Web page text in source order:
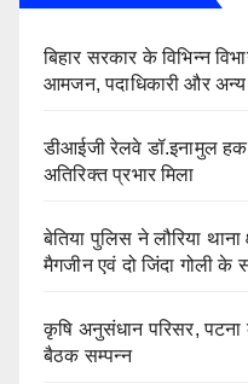
बिहार सरकार के विभिन्न
आमजन, पदाधिकारी और अन्य
डीआईजी रेलवे डॉ.इनामुल
अतिरिक्त प्रभार मिला
बेतिया पुलिस ने लौरिया
मैगजीन एवं दो जिंदा गोली के
कृषि अनुसंधान परिसर,
बैठक सम्पन्न